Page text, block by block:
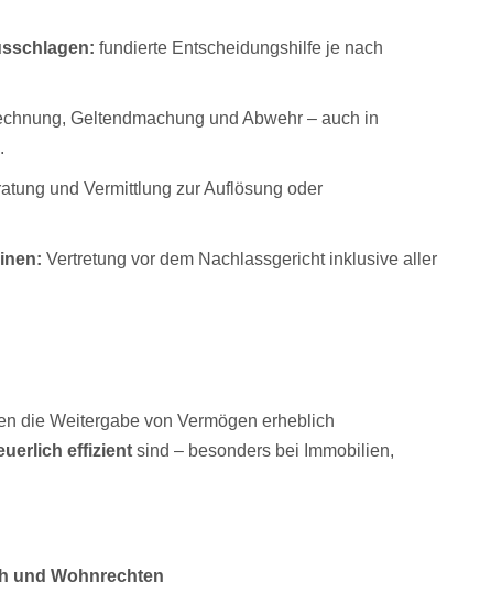
fundierte Entscheidungshilfe je nach
Geltendmachung und Abwehr – auch in
und Vermittlung zur Auflösung oder
Vertretung vor dem Nachlassgericht inklusive aller
die Weitergabe von Vermögen erheblich
effizient sind – besonders bei Immobilien,
und Wohnrechten